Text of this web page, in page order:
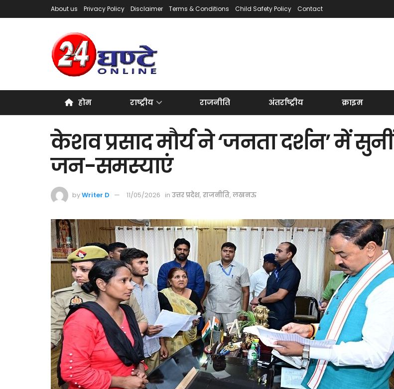
About us Privacy Policy Disclaimer Terms & Conditions Child Safety Policy Contact
होम राष्ट्रीय राजनीति अंतर्राष्ट्रीय क्राइम
केशव प्रसाद मौर्य ने ‘जनता दर्शन’ में सुनीं
जन-समस्याएं
byWriter D 11/05/2026 in उत्तर प्रदेश, राजनीति, लखनऊ